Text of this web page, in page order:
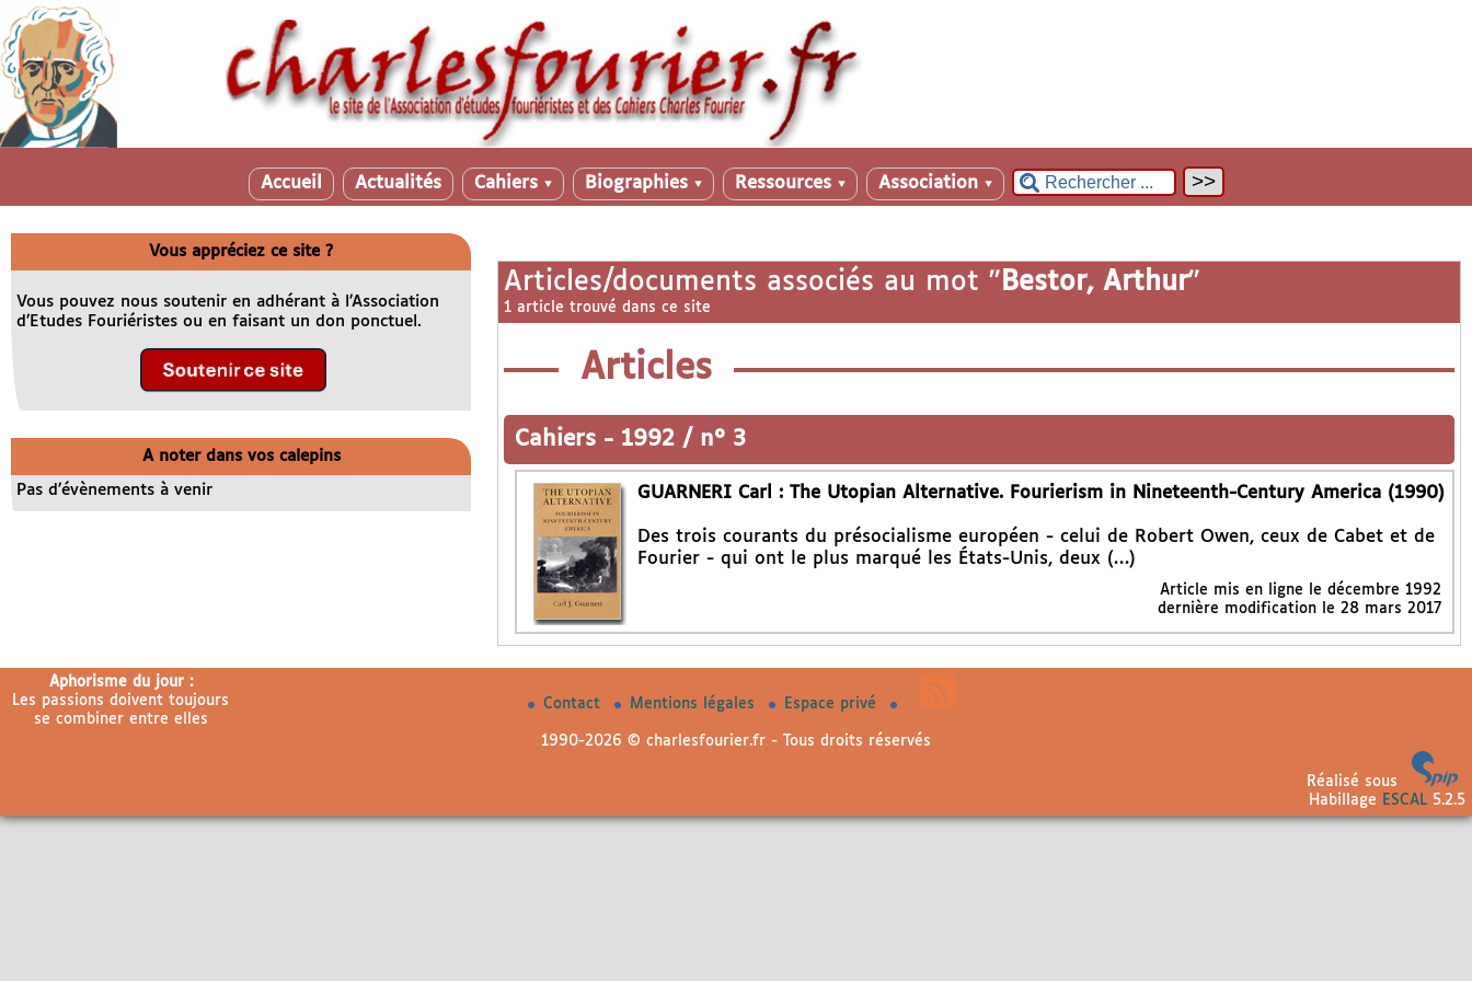
Accueil Actualités Cahiers ▼ Biographies ▼ Ressources ▼ Association ▼
Articles/documents associés au mot " Bestor, Arthur"
1 article trouvé dans ce site
Articles
Cahiers - 1992 / n° 3
GUARNERI Carl : The Utopian Alternative. Fourierism in Nineteenth-Century America (1990)
Des trois courants du présocialisme européen - celui de Robert Owen, ceux de Cabet et de
Fourier - qui ont le plus marqué les États-Unis, deux (…)
Article mis en ligne le décembre 1992
dernière modification le 28 mars 2017
Vous appréciez ce site ?
Vous pouvez nous soutenir en adhérant à l’Association
d’Etudes Fouriéristes ou en faisant un don ponctuel.
A noter dans vos calepins
Pas d’évènements à venir
Aphorisme du jour :
Les passions doivent toujours
se combiner entre elles
Contact Mentions légales Espace privé
1990-2026 © charlesfourier.fr - Tous droits réservés
Réalisé sous
Habillage
ESCAL5.2.5